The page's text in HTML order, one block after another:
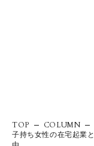
TOP
COLUMN
子持ち女性の在宅起業